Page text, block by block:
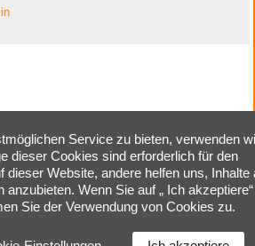
|Kontakt|Impressum |
Einstellungen|
Datenschutzerklärung
Service zu bieten, verwenden
dieser Cookies sind erforderlich für den
dieser Website, andere helfen uns, Inhalte
anzubieten. Wenn Sie auf „ Ich akzeptiere“
Sie der Verwendung von Cookies zu.